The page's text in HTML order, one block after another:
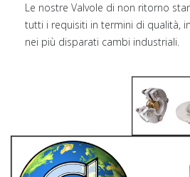
Le nostre Valvole di non ritorno
tutti i requisiti in termini di qualità,
nei più disparati cambi industriali.